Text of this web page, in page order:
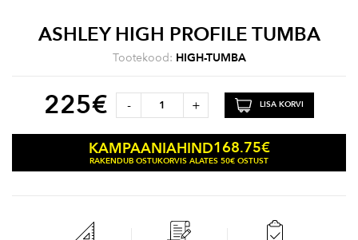
ASHLEY HIGH PROFILE TUMBA
Tootekood: HIGH-TUMBA
225€ - + LISA KORVI
KAMPAANIAHIND168.75€
RAKENDUB OSTUKORVIS ALATES 50€ OSTUST